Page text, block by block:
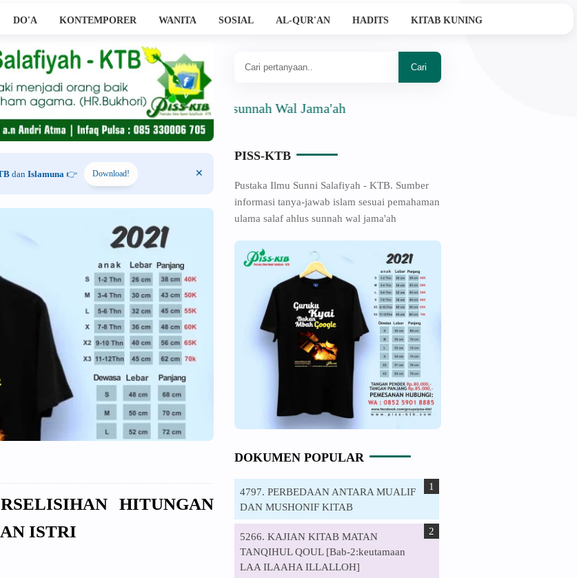
DO'A KONTEMPORER WANITA SOSIAL AL-QUR'AN HADITS KITAB KUNING
dan Islamuna 👉 Download!
HITUNGAN
ISTRI
Ahlussunnah Wal Jama'ah
PISS-KTB
Pustaka Ilmu Sunni Salafiyah - KTB. Sumber
informasi tanya-jawab islam sesuai pemahaman
ulama salaf ahlus sunnah wal jama'ah
DOKUMEN POPULAR
4797. PERBEDAAN ANTARA MUALIF
DAN MUSHONIF KITAB
5266. KAJIAN KITAB MATAN
TANQIHUL QOUL [Bab-2:keutamaan
LAA ILAAHA ILLALLOH]